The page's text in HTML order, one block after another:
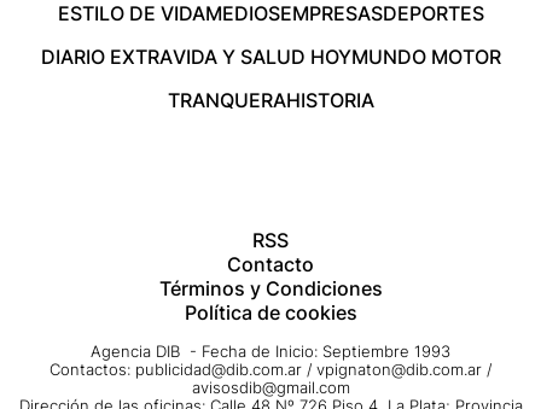
ESTILO DE VIDAMEDIOSEMPRESASDEPORTES
DIARIO EXTRAVIDA Y SALUD HOYMUNDO MOTOR
TRANQUERAHISTORIA
RSS
Contacto
Términos y Condiciones
Política de cookies
Agencia DIB - Fecha de Inicio: Septiembre 1993
Contactos: publicidad@dib.com.ar / vpignaton@dib.com.ar /
avisosdib@gmail.com